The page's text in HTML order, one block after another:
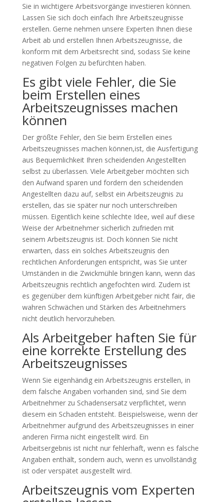
Sie in wichtigere Arbeitsvorgänge investieren können.
Lassen Sie sich doch einfach Ihre Arbeitszeugnisse
erstellen. Gerne nehmen unsere Experten Ihnen diese
Arbeit ab und erstellen Ihnen Arbeitszeugnisse, die
konform mit dem Arbeitsrecht sind, sodass Sie keine
negativen Folgen zu befürchten haben.
Es gibt viele Fehler, die Sie
beim Erstellen eines
Arbeitszeugnisses machen
können
Der größte Fehler, den Sie beim Erstellen eines
Arbeitszeugnisses machen können,ist, die Ausfertigung
aus Bequemlichkeit Ihren scheidenden Angestellten
selbst zu überlassen. Viele Arbeitgeber möchten sich
den Aufwand sparen und fordern den scheidenden
Angestellten dazu auf, selbst ein Arbeitszeugnis zu
erstellen, das sie später nur noch unterschreiben
müssen. Eigentlich keine schlechte Idee, weil auf diese
Weise der Arbeitnehmer sicherlich zufrieden mit
seinem Arbeitszeugnis ist. Doch können Sie nicht
erwarten, dass ein solches Arbeitszeugnis den
rechtlichen Anforderungen entspricht, was Sie unter
Umständen in die Zwickmühle bringen kann, wenn das
Arbeitszeugnis rechtlich angefochten wird. Zudem ist
es gegenüber dem künftigen Arbeitgeber nicht fair, die
wahren Schwächen und Stärken des Arbeitnehmers
nicht deutlich hervorzuheben.
Als Arbeitgeber haften Sie für
eine korrekte Erstellung des
Arbeitszeugnisses
Wenn Sie eigenhändig ein Arbeitszeugnis erstellen, in
dem falsche Angaben vorhanden sind, sind Sie dem
Arbeitnehmer zu Schadensersatz verpflichtet, wenn
diesem ein Schaden entsteht. Beispielsweise, wenn der
Arbeitnehmer aufgrund des Arbeitszeugnisses in einer
anderen Firma nicht eingestellt wird. Ein
Arbeitsergebnis ist nicht nur fehlerhaft, wenn es falsche
Angaben enthält, sondern auch, wenn es unvollständig
ist oder verspätet ausgestellt wird.
Arbeitszeugnis vom Experten